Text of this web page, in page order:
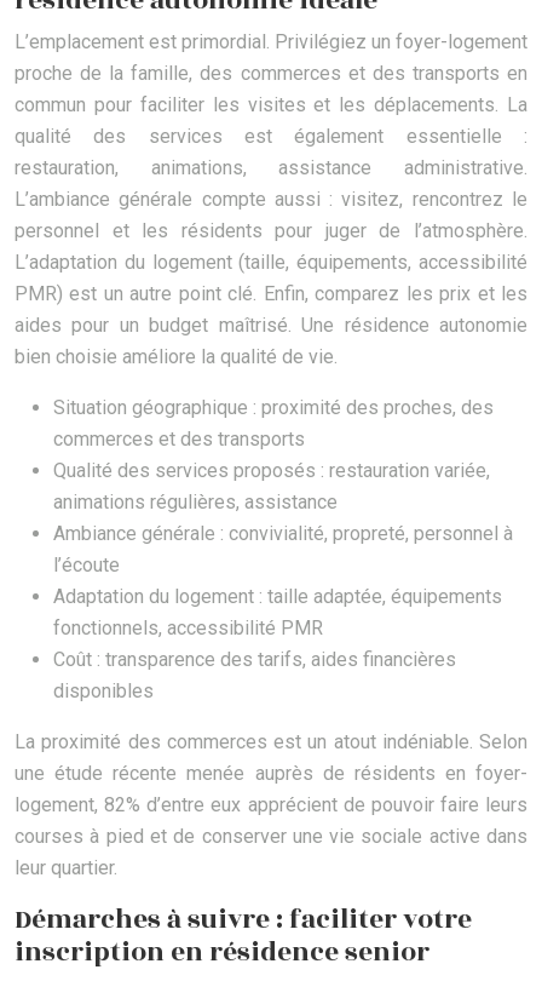
L’emplacement est primordial. Privilégiez un foyer-logement
proche de la famille, des commerces et des transports en
commun pour faciliter les visites et les déplacements. La
qualité des services est également essentielle :
restauration, animations, assistance administrative.
L’ambiance générale compte aussi : visitez, rencontrez le
personnel et les résidents pour juger de l’atmosphère.
L’adaptation du logement (taille, équipements, accessibilité
PMR) est un autre point clé. Enfin, comparez les prix et les
aides pour un budget maîtrisé. Une résidence autonomie
bien choisie améliore la qualité de vie.
Situation géographique : proximité des proches, des
commerces et des transports
Qualité des services proposés : restauration variée,
animations régulières, assistance
Ambiance générale : convivialité, propreté, personnel à
l’écoute
Adaptation du logement : taille adaptée, équipements
fonctionnels, accessibilité PMR
Coût : transparence des tarifs, aides financières
disponibles
La proximité des commerces est un atout indéniable. Selon
une étude récente menée auprès de résidents en foyer-
logement, 82% d’entre eux apprécient de pouvoir faire leurs
courses à pied et de conserver une vie sociale active dans
leur quartier.
Démarches à suivre : faciliter votre
inscription en résidence senior